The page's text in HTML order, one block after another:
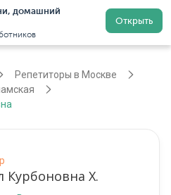
домашний
Открыть
Регистрация
Репетиторы в Москве
Курбоновна Х.